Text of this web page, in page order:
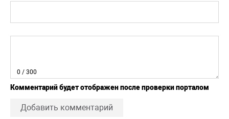
0 / 300
Комментарий будет отображен после проверки порталом
Добавить комментарий